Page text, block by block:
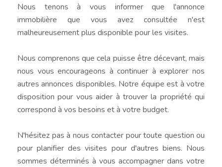
Nous tenons à vous informer que l'annonce
immobilière que vous avez consultée n'est
malheureusement plus disponible pour les visites.
Nous comprenons que cela puisse être décevant, mais
nous vous encourageons à continuer à explorer nos
autres annonces disponibles. Notre équipe est à votre
disposition pour vous aider à trouver la propriété qui
correspond à vos besoins et à votre budget.
N'hésitez pas à nous contacter pour toute question ou
pour planifier des visites pour d'autres biens. Nous
sommes déterminés à vous accompagner dans votre